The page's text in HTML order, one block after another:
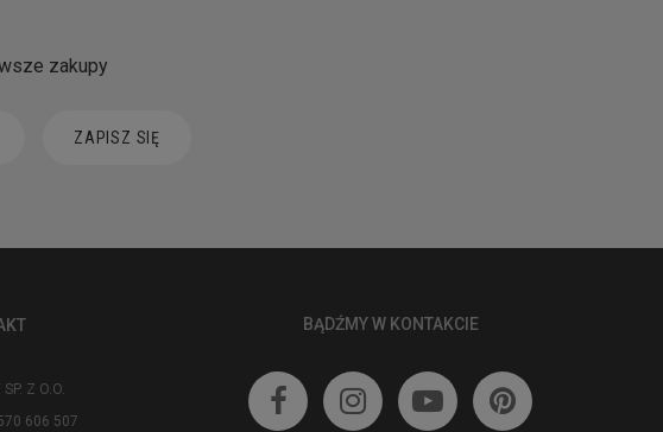
zakupy
ZAPISZ SIĘ
SP. Z O.O.
606 507
BĄDŹMY W KONTAKCIE
   